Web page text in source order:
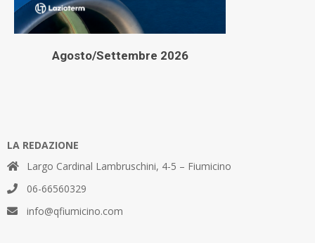
Agosto/Settembre 2026
LA REDAZIONE
Largo Cardinal Lambruschini, 4-5 – Fiumicino
06-66560329
info@qfiumicino.com